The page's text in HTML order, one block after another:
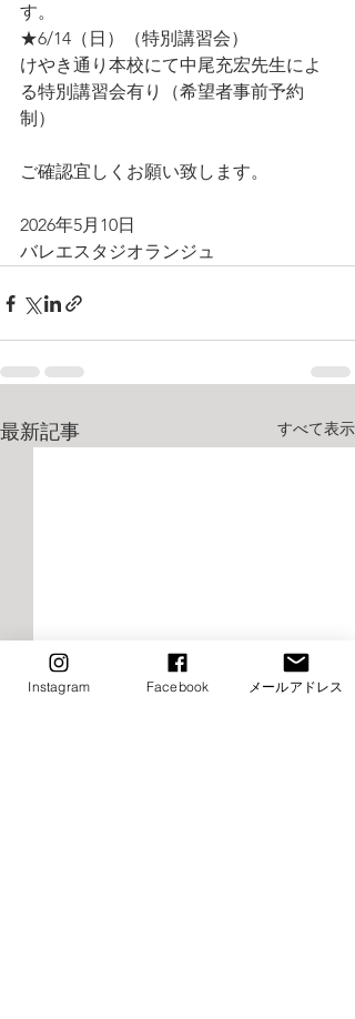
す。
★6/14（日）（特別講習会）
けやき通り本校にて中尾充宏先生によ
る特別講習会有り（希望者事前予約
制）
ご確認宜しくお願い致します。
2026年5月10日
バレエスタジオランジュ
最新記事 すべて表示
Instagram Facebook メールアドレス